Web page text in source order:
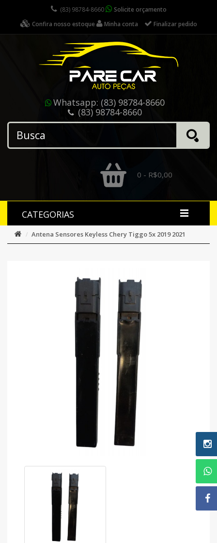
(83) 98784-8660
Solicite orçamento
Confira nosso estoque
Minha conta Finalizar pedido
Whatsapp: (83) 98784-8660
(83) 98784-8660
0 - R$0,00
CATEGORIAS
Antena Sensores Keyless Chery Tiggo 5x 2019 2021